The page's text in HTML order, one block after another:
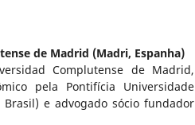
de Madrid (Madri, Espanha)
Complutense de Madrid,
pela Pontifícia Universidade
e advogado sócio fundador